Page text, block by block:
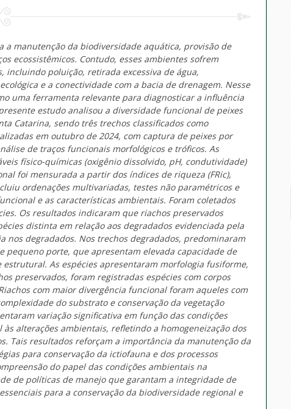
a manutenção da biodiversidade aquática, provisão de
ecossistêmicos. Contudo, esses ambientes sofrem
incluindo poluição, retirada excessiva de água,
e a conectividade com a bacia de drenagem. Nesse
uma ferramenta relevante para diagnosticar a influência
estudo analisou a diversidade funcional de peixes
Catarina, sendo três trechos classificados como
em outubro de 2024, com captura de peixes por
de traços funcionais morfológicos e tróficos. As
físico-químicas (oxigênio dissolvido, pH, condutividade)
foi mensurada a partir dos índices de riqueza (FRic),
ordenações multivariadas, testes não paramétricos e
e as características ambientais. Foram coletados
Os resultados indicaram que riachos preservados
distinta em relação aos degradados evidenciada pela
nos degradados. Nos trechos degradados, predominaram
pequeno porte, que apresentam elevada capacidade de
As espécies apresentaram morfologia fusiforme,
preservados, foram registradas espécies com corpos
com maior divergência funcional foram aqueles com
do substrato e conservação da vegetação
variação significativa em função das condições
alterações ambientais, refletindo a homogeneização dos
Tais resultados reforçam a importância da manutenção da
para conservação da ictiofauna e dos processos
do papel das condições ambientais na
de políticas de manejo que garantam a integridade de
para a conservação da biodiversidade regional e